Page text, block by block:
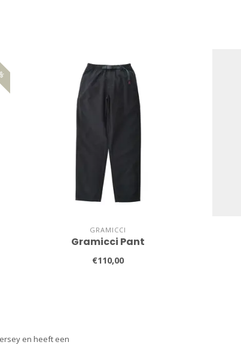
GRAMICCI
Gramicci Pant
€110,00
en heeft een